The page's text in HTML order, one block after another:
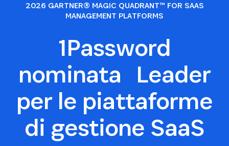
2026 GARTNER® MAGIC QUADRANT™ FOR SAAS
MANAGEMENT PLATFORMS
1Password
nominata Leader
per le piattaforme
di gestione SaaS